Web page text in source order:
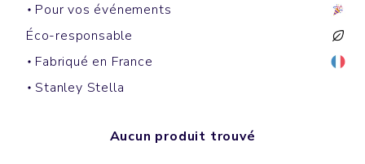
Pour vos événements
Éco-responsable
Fabriqué en France
Stanley Stella
Aucun produit trouvé